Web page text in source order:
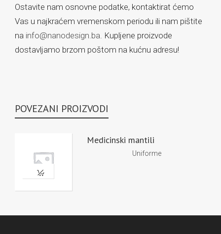
Ostavite nam osnovne podatke, kontaktirat ćemo
Vas u najkraćem vremenskom periodu ili nam pištite
na info@nanodesign.ba. Kupljene proizvode
dostavljamo brzom poštom na kućnu adresu!
POVEZANI PROIZVODI
Medicinski mantili
Uniforme